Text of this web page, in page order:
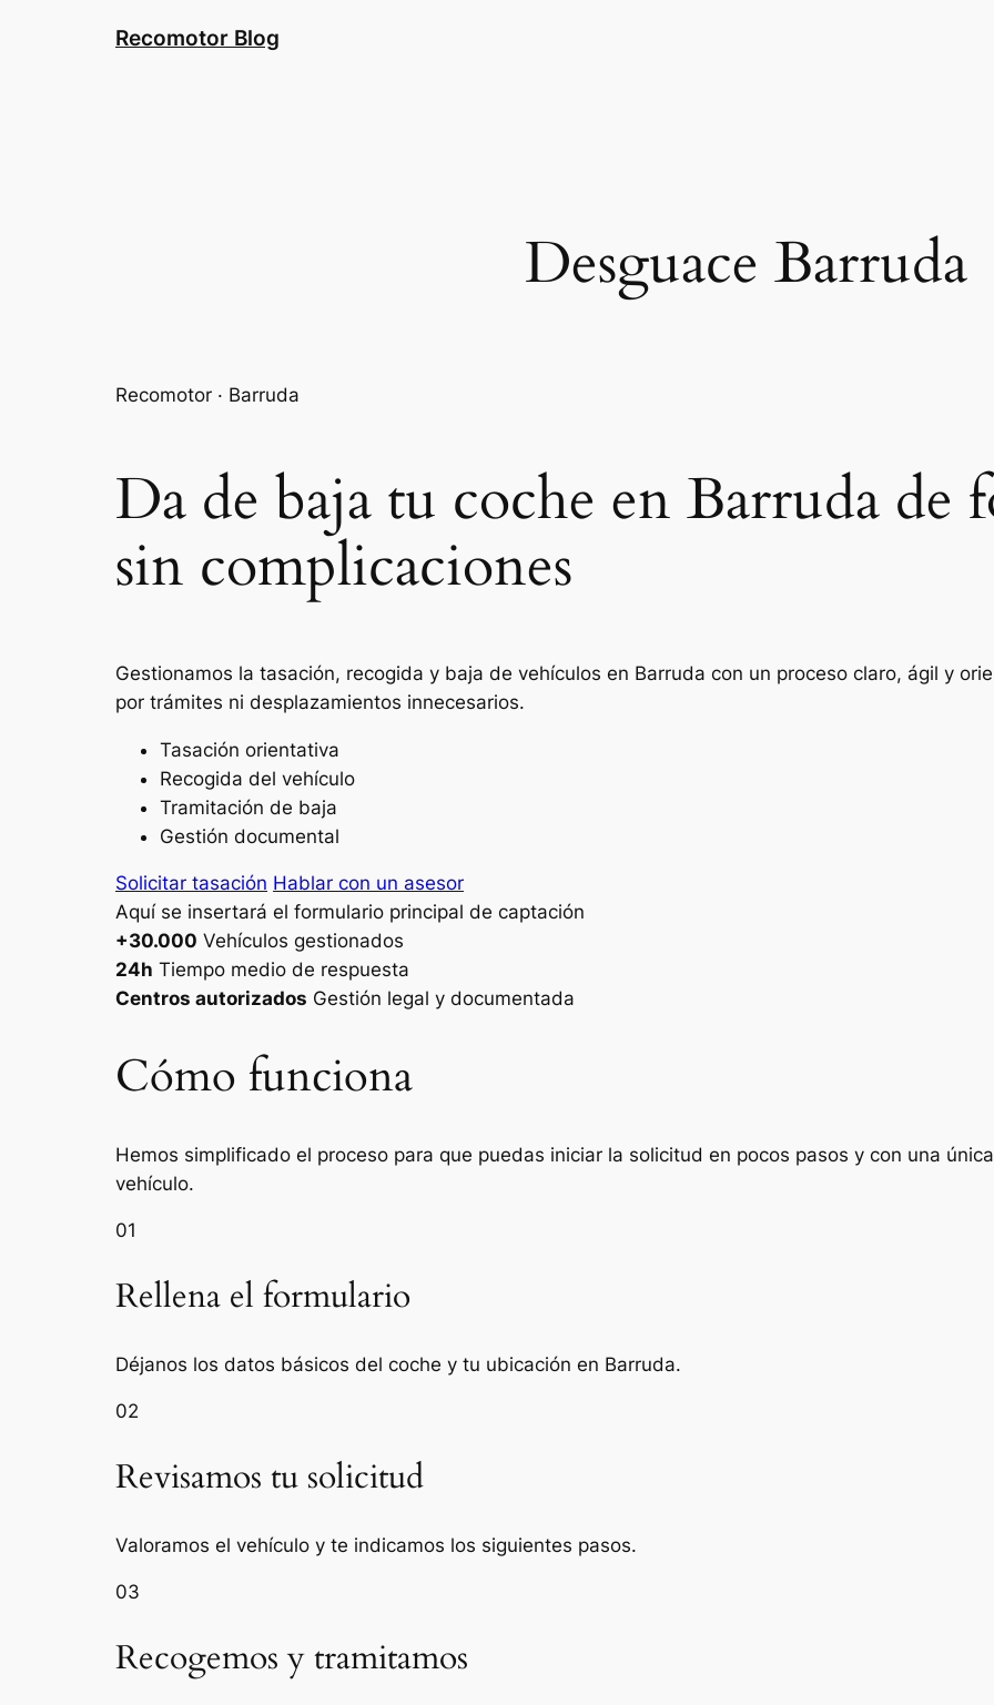
Recomotor Blog
Desguace Barruda
Recomotor · Barruda
Da de baja tu coche en Barruda de
sin complicaciones
Gestionamos la tasación, recogida y baja de vehículos en Barruda con un proceso claro, ágil y
por trámites ni desplazamientos innecesarios.
Tasación orientativa
Recogida del vehículo
Tramitación de baja
Gestión documental
Solicitar tasación Hablar con un asesor
Aquí se insertará el formulario principal de captación
+30.000 Vehículos gestionados
24h Tiempo medio de respuesta
Centros autorizados Gestión legal y documentada
Cómo funciona
Hemos simplificado el proceso para que puedas iniciar la solicitud en pocos pasos y con una
vehículo.
01
Rellena el formulario
Déjanos los datos básicos del coche y tu ubicación en Barruda.
02
Revisamos tu solicitud
Valoramos el vehículo y te indicamos los siguientes pasos.
03
Recogemos y tramitamos